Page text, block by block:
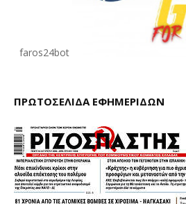
faros24bot
ΠΡΩΤΟΣΕΛΙΔΑ ΕΦΗΜΕΡΙΔΩΝ